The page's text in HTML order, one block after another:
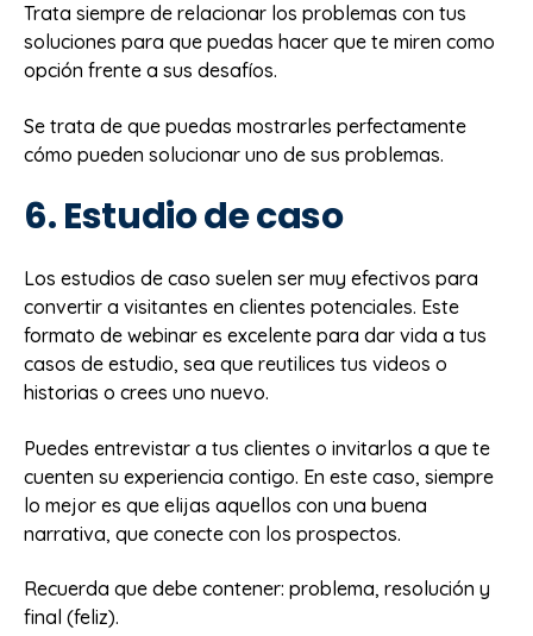
Trata siempre de relacionar los problemas con tus
soluciones para que puedas hacer que te miren como
opción frente a sus desafíos.
Se trata de que puedas mostrarles perfectamente
cómo pueden solucionar uno de sus problemas.
6. Estudio de caso
Los estudios de caso suelen ser muy efectivos para
convertir a visitantes en clientes potenciales. Este
formato de webinar es excelente para dar vida a tus
casos de estudio, sea que reutilices tus videos o
historias o crees uno nuevo.
Puedes entrevistar a tus clientes o invitarlos a que te
cuenten su experiencia contigo. En este caso, siempre
lo mejor es que elijas aquellos con una buena
narrativa, que conecte con los prospectos.
Recuerda que debe contener: problema, resolución y
final (feliz).